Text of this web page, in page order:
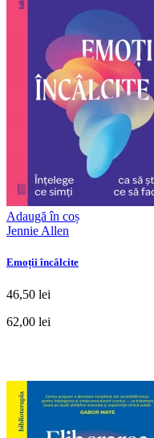
Adaugă în coș
Jennie Allen
Emoții încâlcite
46,50 lei
62,00 lei